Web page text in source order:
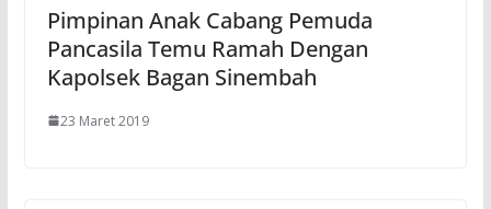
Pimpinan Anak Cabang Pemuda
Pancasila Temu Ramah Dengan
Kapolsek Bagan Sinembah
23 Maret 2019